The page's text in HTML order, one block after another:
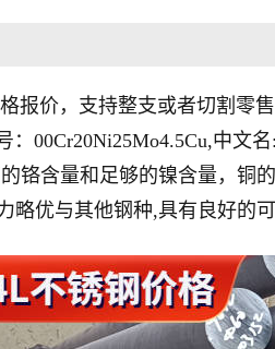
报价，支持整支或者切割零
00Cr20Ni25Mo4.5Cu,中文
铬含量和足够的镍含量，铜
优与其他钢种,具有良好的